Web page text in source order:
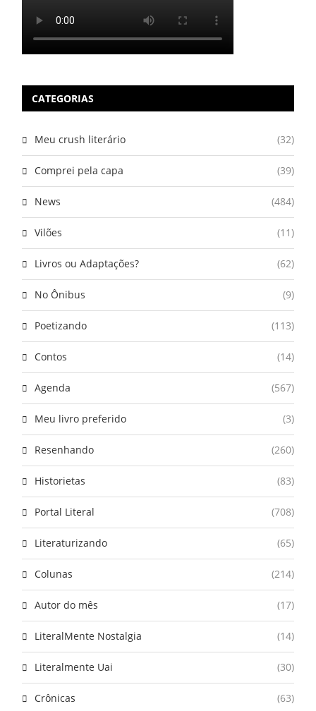
CATEGORIAS
Meu crush literário (32)
Comprei pela capa (39)
News (484)
Vilões (11)
Livros ou Adaptações? (62)
No Ônibus (9)
Poetizando (113)
Contos (14)
Agenda (567)
Meu livro preferido (3)
Resenhando (260)
Historietas (83)
Portal Literal (708)
Literaturizando (65)
Colunas (214)
Autor do mês (17)
LiteralMente Nostalgia (14)
Literalmente Uai (30)
Crônicas (63)